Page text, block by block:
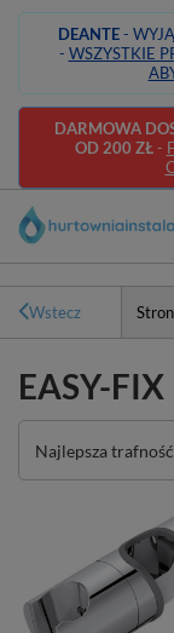
DEANTE-
- WSZYSTKIE
DARMOWA
OD 200 ZŁ-
Wstecz
EASY-FIX
Zmień sortowanie
Najlepsza trafność